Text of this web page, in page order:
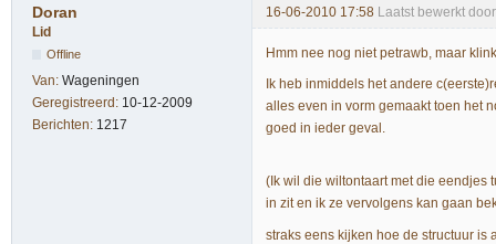
Doran 16-06-2010 17:58 Laatst bewerkt
Lid
Offline
Van: Wageningen
Geregistreerd: 10-12-2009
Berichten: 1217
Hmm nee nog niet petrawb, maar
Ik heb inmiddels het andere
alles even in vorm gemaakt toen het
goed in ieder geval.
(Ik wil die wiltontaart met die eendjes
in zit en ik ze vervolgens kan gaan
straks eens kijken hoe de structuur is